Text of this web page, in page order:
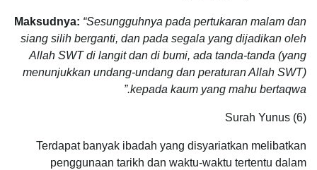
Maksudnya: “Sesungguhnya pada pertukaran malam dan
siang silih berganti, dan pada segala yang dijadikan oleh
Allah SWT di langit dan di bumi, ada tanda-tanda (yang
menunjukkan undang-undang dan peraturan Allah SWT)
kepada kaum yang mahu bertaqwa.”
Surah Yunus (6)
Terdapat banyak ibadah yang disyariatkan melibatkan
penggunaan tarikh dan waktu-waktu tertentu dalam